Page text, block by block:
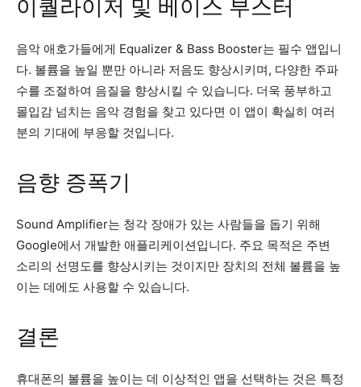
이퀄라이저 및 베이스 부스터
음악 애호가들에게 Equalizer & Bass Booster는 필수 앱입니
다. 볼륨을 높일 뿐만 아니라 저음도 향상시키며, 다양한 주파
수를 조절하여 음질을 향상시킬 수 있습니다. 더욱 풍부하고
몰입감 넘치는 음악 경험을 찾고 있다면 이 앱이 확실히 여러
분의 기대에 부응할 것입니다.
음향 증폭기
Sound Amplifier는 청각 장애가 있는 사람들을 돕기 위해
Google에서 개발한 애플리케이션입니다. 주요 목적은 주변
소리의 선명도를 향상시키는 것이지만 장치의 전체 볼륨을 높
이는 데에도 사용할 수 있습니다.
결론
휴대폰의 볼륨을 높이는 데 이상적인 앱을 선택하는 것은 특정